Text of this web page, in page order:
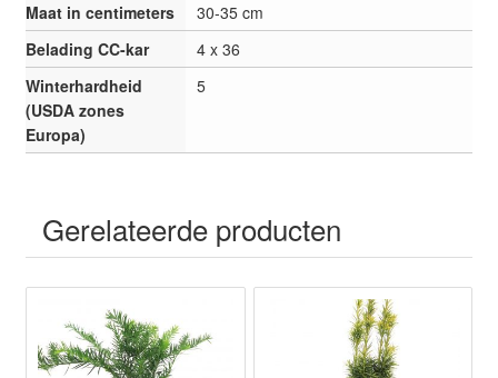
Maat in centimeters
30-35 cm
Belading CC-kar
4 x 36
Winterhardheid
(USDA zones
Europa)
5
Gerelateerde producten